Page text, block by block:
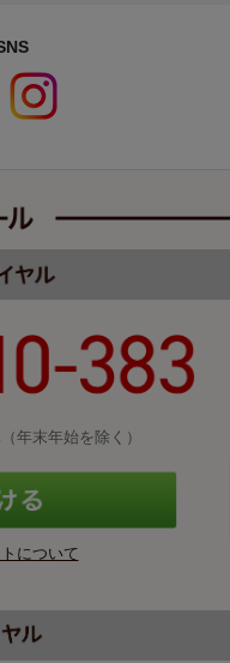
年末年始を除く）
について